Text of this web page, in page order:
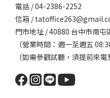
電話 / 04-2386-2252
信箱 /
門市地址 / 40880 台中市南屯
〔營業時間：週一至週五
〔如需參觀試聽，須提前來電